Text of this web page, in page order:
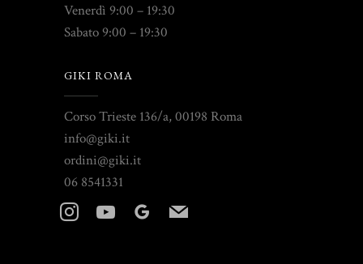
Venerdì 9:00 – 19:30
Sabato 9:00 – 19:30
GIKI ROMA
Corso Trieste 136/a, 00198 Roma
info@giki.it
ordini@giki.it
06 8541331
instagramyoutubegoogleplus
mail